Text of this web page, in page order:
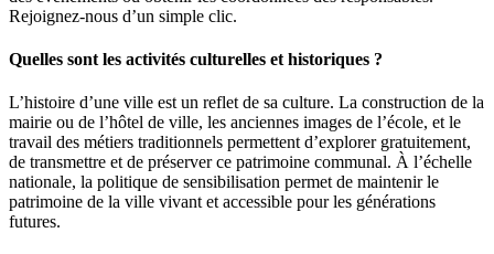
Rejoignez-nous d’un simple clic.
Quelles sont les activités culturelles et historiques ?
L’histoire d’une ville est un reflet de sa culture. La construction de la
mairie ou de l’hôtel de ville, les anciennes images de l’école, et le
travail des métiers traditionnels permettent d’explorer gratuitement,
de transmettre et de préserver ce patrimoine communal. À l’échelle
nationale, la politique de sensibilisation permet de maintenir le
patrimoine de la ville vivant et accessible pour les générations
futures.